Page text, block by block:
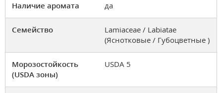
Наличие аромата да
Семейство
Lamiaceae / Labiatae
(Яснотковые / Губоцветные )
Морозостойкость
(USDA зоны)
USDA 5